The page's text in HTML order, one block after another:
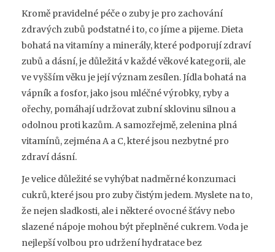
Kromě pravidelné péče o zuby je pro zachování
zdravých zubů podstatné i to, co jíme a pijeme. Dieta
bohatá na vitamíny a minerály, které podporují zdraví
zubů a dásní, je důležitá v každé věkové kategorii, ale
ve vyšším věku je její význam zesílen. Jídla bohatá na
vápník a fosfor, jako jsou mléčné výrobky, ryby a
ořechy, pomáhají udržovat zubní sklovinu silnou a
odolnou proti kazům. A samozřejmě, zelenina plná
vitamínů, zejména A a C, které jsou nezbytné pro
zdraví dásní.
Je velice důležité se vyhýbat nadměrné konzumaci
cukrů, které jsou pro zuby čistým jedem. Myslete na to,
že nejen sladkosti, ale i některé ovocné šťávy nebo
slazené nápoje mohou být přeplněné cukrem. Voda je
nejlepší volbou pro udržení hydratace bez